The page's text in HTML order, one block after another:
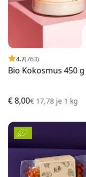
4.7(763)
Bio Kokosmus 450 g
€ 8,00€ 17,78 je 1 kg